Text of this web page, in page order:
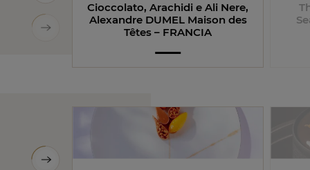
Cioccolato, Arachidi e Ali Nere,
Alexandre DUMEL Maison des
Têtes – FRANCIA